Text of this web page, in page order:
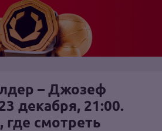
– Джозеф
декабря, 21:00.
смотреть